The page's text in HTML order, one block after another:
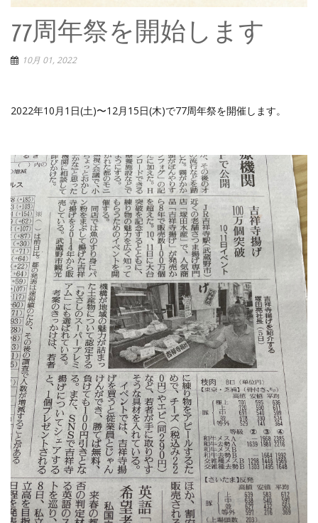
77周年祭を開始します
10月 01, 2022
2022年10月1日(土)〜12月15日(木)で77周年祭を開催します。